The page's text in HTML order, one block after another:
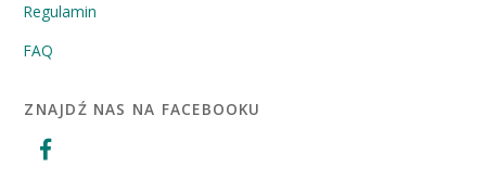
Regulamin
FAQ
ZNAJDŹ NAS NA FACEBOOKU